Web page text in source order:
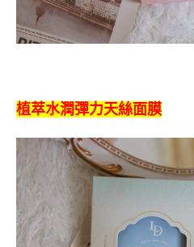
植萃水潤彈力天絲面膜